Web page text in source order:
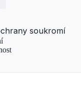
soukromí